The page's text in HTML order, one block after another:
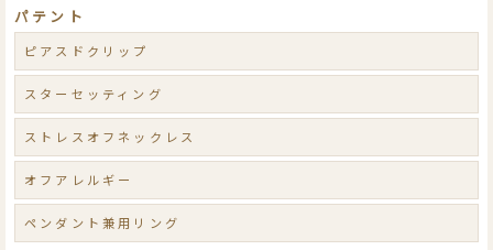
パテント
ピアスドクリップ
スターセッティング
ストレスオフネックレス
オフアレルギー
ペンダント兼用リング